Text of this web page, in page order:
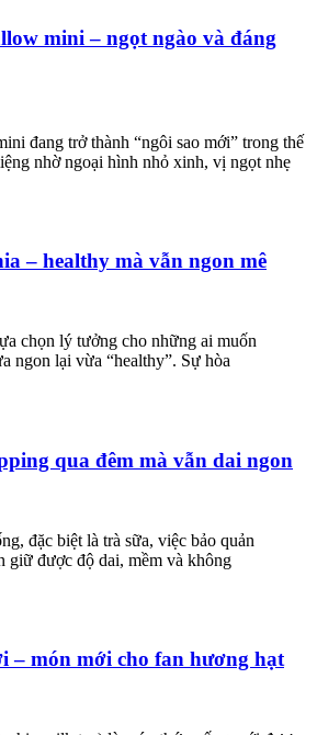
mini – ngọt ngào và đáng
đang trở thành “ngôi sao mới” trong thế
nhờ ngoại hình nhỏ xinh, vị ngọt nhẹ
– healthy mà vẫn ngon mê
chọn lý tưởng cho những ai muốn
ngon lại vừa “healthy”. Sự hòa
qua đêm mà vẫn dai ngon
đặc biệt là trà sữa, việc bảo quản
giữ được độ dai, mềm và không
– món mới cho fan hương hạt